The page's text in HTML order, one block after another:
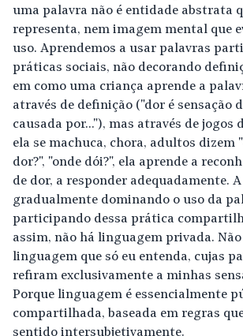
uma palavra não é entidade abstrata
representa, nem imagem mental que
uso. Aprendemos a usar palavras
práticas sociais, não decorando
em como uma criança aprende a
através de definição ("dor é sensação
causada por..."), mas através de jogos
ela se machuca, chora, adultos dizem
dor?", "onde dói?", ela aprende a
de dor, a responder adequadamente.
gradualmente dominando o uso da
participando dessa prática
assim, não há linguagem privada.
linguagem que só eu entenda, cujas
refiram exclusivamente a minhas
Porque linguagem é essencialmente
compartilhada, baseada em regras
sentido intersubjetivamente.